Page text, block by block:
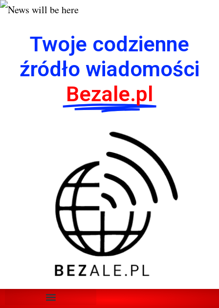
Twoje codzienne
źródło wiadomości
Bezale.pl